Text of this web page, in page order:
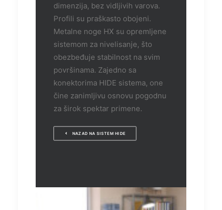
dimenzija, bez vidljivih varova.
Profili su praškasto obojeni.
Metalne noge HX su opremljene
sistemom za nivelisanje, što
obezbeđuje stabilnost na svim
površinama. Zajedno sa
konektorima HIDE sistema, one
čine zanimljivu osnovu pogodnu
za širok spektar primene.
NAZAD NA SISTEM HIDE